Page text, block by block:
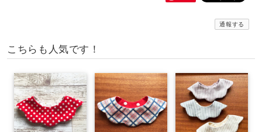
通報する
こちらも人気です！